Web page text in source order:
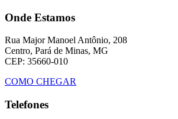
Onde Estamos
Rua Major Manoel Antônio, 208
Centro, Pará de Minas, MG
CEP: 35660-010
COMO CHEGAR
Telefones